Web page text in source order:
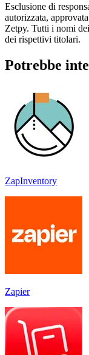
Esclusione di
autorizzata,
Zetpy. Tutti i nomi
dei rispettivi titolari.
Potrebbe
ZapInventory
Zapier